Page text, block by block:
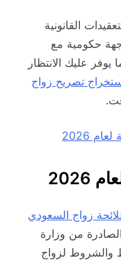
القانونية
حكومية مع
عليك الانتظار
تصريح زواج
2026
زواج السعودي
الصادرة من وزارة
والشروط لزواج